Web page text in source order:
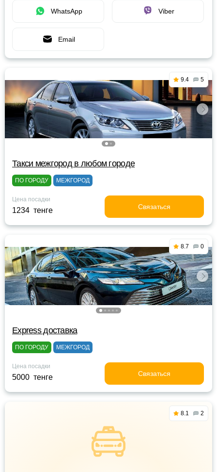
WhatsApp Viber
Email
9.4 5
Такси межгород в любом городе
ПО ГОРОДУ МЕЖГОРОД
Цена посадки
1234 тенге Связаться
8.7 0
Express доставка
ПО ГОРОДУ МЕЖГОРОД
Цена посадки
5000 тенге Связаться
8.1 2